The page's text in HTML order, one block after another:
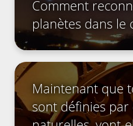
Comment
planètes dans le
Maintenant que
sont définies par